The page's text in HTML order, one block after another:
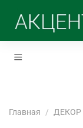
Главная ДЕКОР